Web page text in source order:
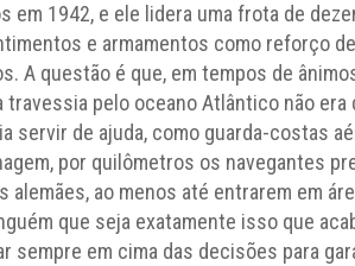
em 1942, e ele lidera uma frota de
e armamentos como reforço
A questão é que, em tempos de
pelo oceano Atlântico não
servir de ajuda, como guarda-costas
por quilômetros os navegantes
alemães, ao menos até entrarem em
que seja exatamente isso que
sempre em cima das decisões para